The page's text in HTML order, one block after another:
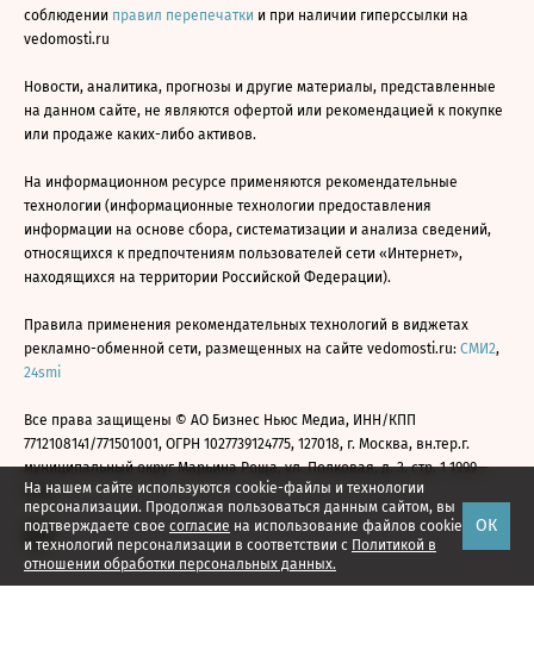
На нашем сайте используются cookie-файлы и технологии
персонализации. Продолжая пользоваться данным сайтом, вы
подтверждаете свое согласие на использование файлов cookie
и технологий персонализации в соответствии с Политикой в
отношении обработки персональных данных.
ОК
соблюдении правил перепечатки и при наличии гиперссылки на
vedomosti.ru
Новости, аналитика, прогнозы и другие материалы, представленные
на данном сайте, не являются офертой или рекомендацией к покупке
или продаже каких-либо активов.
На информационном ресурсе применяются рекомендательные
технологии (информационные технологии предоставления
информации на основе сбора, систематизации и анализа сведений,
относящихся к предпочтениям пользователей сети «Интернет»,
находящихся на территории Российской Федерации).
Правила применения рекомендательных технологий в виджетах
рекламно-обменной сети, размещенных на сайте vedomosti.ru: СМИ2,
24smi
Все права защищены © АО Бизнес Ньюс Медиа, ИНН/КПП
7712108141/771501001, ОГРН 1027739124775, 127018, г. Москва, вн.тер.г.
муниципальный округ Марьина Роща, ул. Полковая, д. 3, стр. 1 1999—
2026